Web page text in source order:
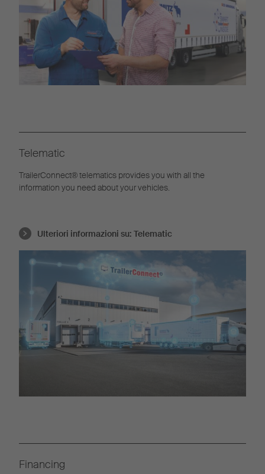
Telematic
TrailerConnect® telematics provides you with all the
information you need about your vehicles.
Ulteriori informazioni su: Telematic
Financing